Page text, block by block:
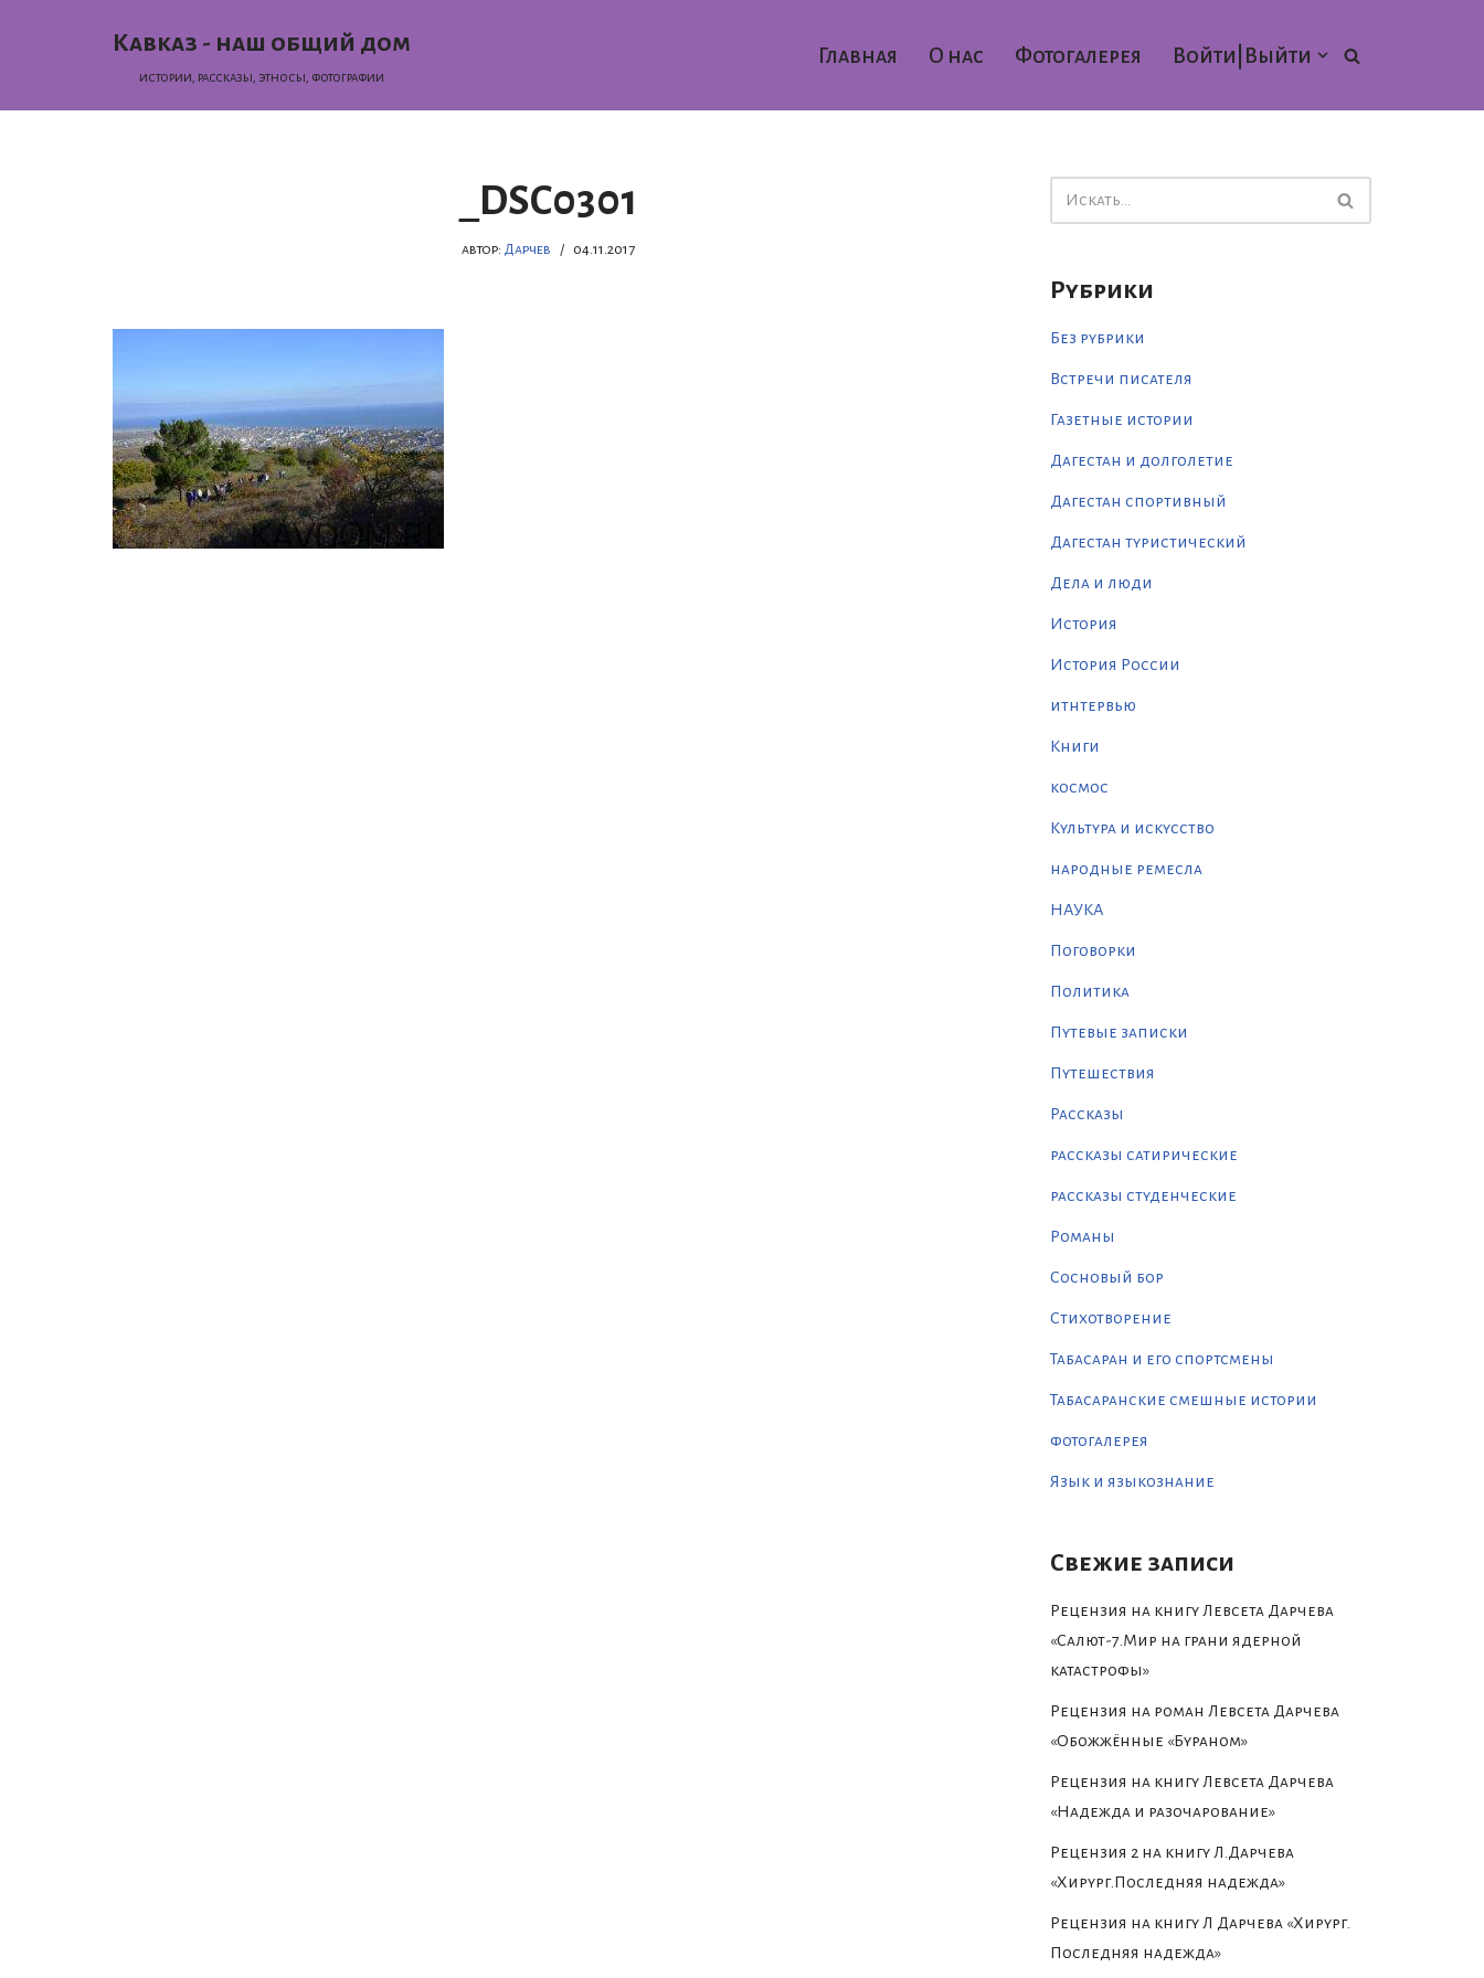
Кавказ - наш общий дом
истории, раcсказы, этносы, фотографии
Главная О нас Фотогалерея Войти|Выйти
_DSC0301
автор: Дарчев 04.11.2017
Рубрики
Без рубрики
Встречи писателя
Газетные истории
Дагестан и долголетие
Дагестан спортивный
Дагестан туристический
Дела и люди
История
История России
итнтервью
Книги
космос
Культура и искусство
народные ремесла
НАУКА
Поговорки
Политика
Путевые записки
Путешествия
Рассказы
рассказы сатирические
рассказы студенческие
Романы
Сосновый бор
Стихотворение
Табасаран и его спортсмены
Табасаранские смешные истории
фотогалерея
Язык и языкознание
Свежие записи
Рецензия на книгу Левсета Дарчева
«Салют-7.Мир на грани ядерной
катастрофы»
Рецензия на роман Левсета Дарчева
«Обожжённые «Бураном»
Рецензия на книгу Левсета Дарчева
«Надежда и разочарование»
Рецензия 2 на книгу Л.Дарчева
«Хирург.Последняя надежда»
Рецензия на книгу Л Дарчева «Хирург.
Последняя надежда»